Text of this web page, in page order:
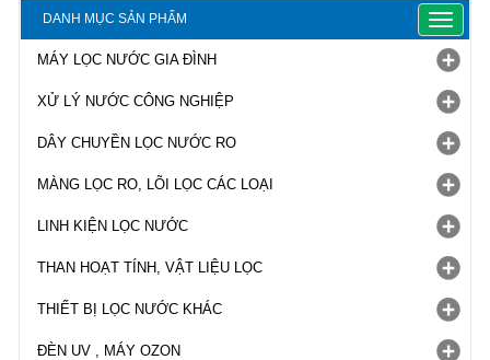
DANH MỤC SẢN PHẨM
Toggle
MÁY LỌC NƯỚC GIA ĐÌNH
XỬ LÝ NƯỚC CÔNG NGHIỆP
DÂY CHUYỀN LỌC NƯỚC RO
MÀNG LỌC RO, LÕI LỌC CÁC LOẠI
LINH KIỆN LỌC NƯỚC
THAN HOẠT TÍNH, VẬT LIỆU LỌC
THIẾT BỊ LỌC NƯỚC KHÁC
ĐÈN UV , MÁY OZON